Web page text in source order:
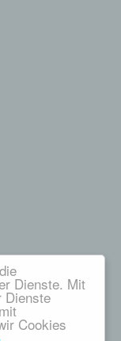
Dienste. Mit
Dienste
Cookies